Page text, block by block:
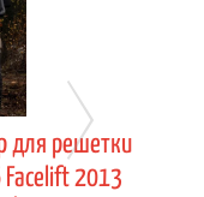
для решетки
Facelift 2013